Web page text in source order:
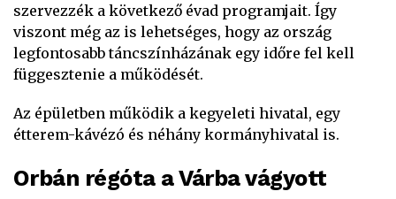
szervezzék a következő évad programjait. Így
viszont még az is lehetséges, hogy az ország
legfontosabb táncszínházának egy időre fel kell
függesztenie a működését.
Az épületben működik a kegyeleti hivatal, egy
étterem-kávézó és néhány kormányhivatal is.
Orbán régóta a Várba vágyott